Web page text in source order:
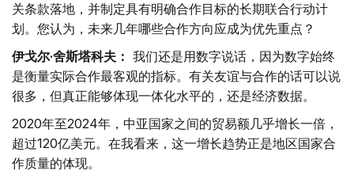
关条款落地，并制定具有明确合作目标的长期联合行动计
划。您认为，未来几年哪些合作方向应成为优先重点？
伊戈尔·舍斯塔科夫： 我们还是用数字说话，因为数字始终
是衡量实际合作最客观的指标。有关友谊与合作的话可以说
很多，但真正能够体现一体化水平的，还是经济数据。
2020年至2024年，中亚国家之间的贸易额几乎增长一倍，
超过120亿美元。在我看来，这一增长趋势正是地区国家合
作质量的体现。